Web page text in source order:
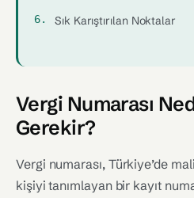
Sık Karıştırılan Noktalar
Vergi Numarası
Gerekir?
Vergi numarası, Türkiye’de
kişiyi tanımlayan bir kayıt